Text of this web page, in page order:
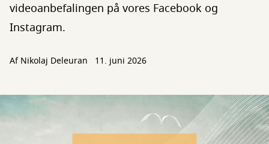
videoanbefalingen på vores Facebook og
Instagram.
AfNikolaj Deleuran 11. juni 2026